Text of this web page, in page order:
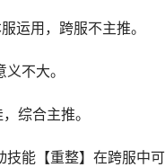
用，跨服不主推。
不大。
综合主推。
能【重整】在跨服中